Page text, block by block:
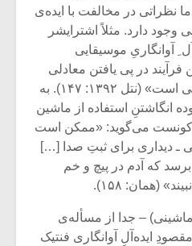
(نتل ۱۳۶۵: ۹۲). اما نظراتی در مخالفت با ایده‌ی
وجود دارد. مثلاً اشترایشر
آوانگاریِ موسیقایی
در پی یافتن معادلی
دیداری برای پدیده‌ای شفاهی است» (نتل ۱۳۹۲: ۱۴۷). به
انگاشتنِ استفاده از ماشین
کونست می‌گوید: «ممکن است
ـ دیداری برای ثبتِ صدا […]
که آدم در پیچ و خم
(همان: ۱۵۸).
– جدا از مسأله‌ی
ایده‌آلِ آوانگاری فنتیک
موسیقی
باشی،
دوره
موسیقی